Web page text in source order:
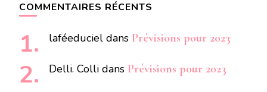
COMMENTAIRES RÉCENTS
laféeduciel dans Prévisions pour 2023
Delli. Colli dans Prévisions pour 2023